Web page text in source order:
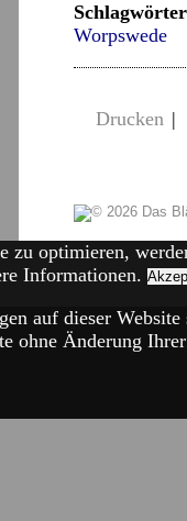
Worpswede
Drucken |
zu optimieren,
Informationen.
auf dieser
ohne Änderung